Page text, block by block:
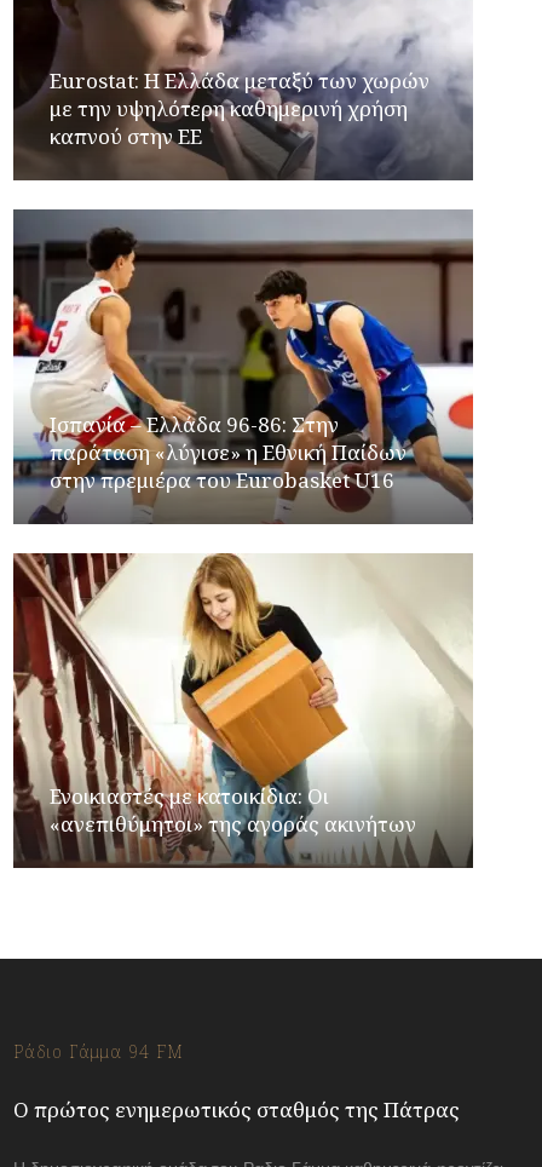
Eurostat: Η Ελλάδα μεταξύ των χωρών
με την υψηλότερη καθημερινή χρήση
καπνού στην ΕΕ
Ισπανία – Ελλάδα 96-86: Στην
παράταση «λύγισε» η Εθνική Παίδων
στην πρεμιέρα του Eurobasket U16
Ενοικιαστές με κατοικίδια: Οι
«ανεπιθύμητοι» της αγοράς ακινήτων
Ράδιο Γάμμα 94 FM
Ο πρώτος ενημερωτικός σταθμός της Πάτρας